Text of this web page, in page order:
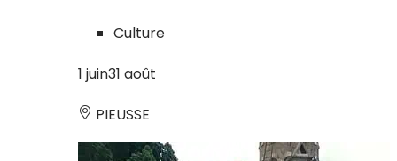
Culture
1 juin31 août
PIEUSSE